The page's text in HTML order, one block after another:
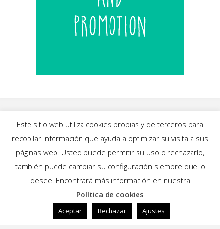
Funciona conFluida&WordPress.
Este sitio web utiliza cookies propias y de terceros para
recopilar información que ayuda a optimizar su visita a sus
páginas web. Usted puede permitir su uso o rechazarlo,
también puede cambiar su configuración siempre que lo
desee. Encontrará más información en nuestra
Política de cookies
Aceptar Rechazar Ajustes